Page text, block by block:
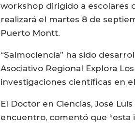
workshop dirigido a escolares
realizará el martes 8 de
Puerto Montt.
“Salmociencia” ha sido
Asociativo Regional Explora
investigaciones científicas en
El Doctor en Ciencias, José
encuentro, comentó que